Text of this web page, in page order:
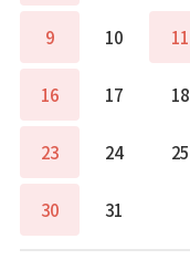
9 10 11
16 17 18
23 24 25
30 31